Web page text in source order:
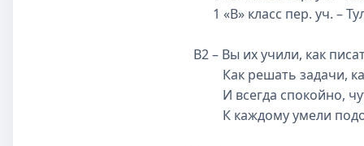
1 «В» класс пер. уч. –
В2 – Вы их учили, как
Как решать задачи, как
И всегда спокойно,
К каждому умели